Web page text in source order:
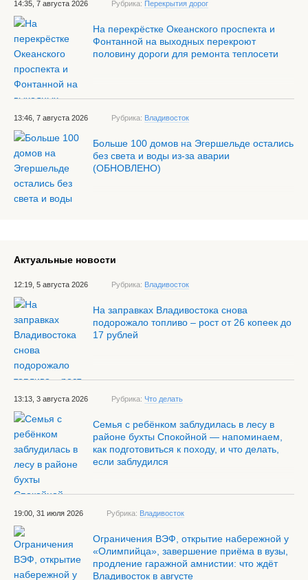
14:35, 7 августа 2026 Рубрика: Перекрытия дорог
На перекрёстке Океанского проспекта и
Фонтанной на выходных перекроют
половину дороги для ремонта теплосети
13:46, 7 августа 2026 Рубрика: Владивосток
Больше 100 домов на Эгершельде остались
без света и воды из-за аварии
(ОБНОВЛЕНО)
Актуальные новости
12:19, 5 августа 2026 Рубрика: Владивосток
На заправках Владивостока снова
подорожало топливо – рост от 26 копеек до
17 рублей
13:13, 3 августа 2026 Рубрика: Что делать
Семья с ребёнком заблудилась в лесу в
районе бухты Спокойной — напоминаем,
как подготовиться к походу, и что делать,
если заблудился
19:00, 31 июля 2026 Рубрика: Владивосток
Ограничения ВЭФ, открытие набережной у
«Олимпийца», завершение приёма в вузы,
продление гаражной амнистии: что ждёт
Владивосток в августе